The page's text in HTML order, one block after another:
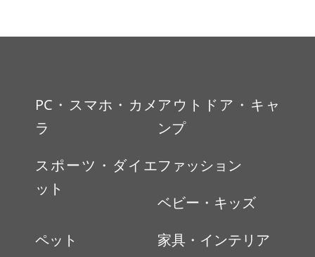
PC・スマホ・カメ
ラ
アウトドア・キャ
ンプ
スポーツ・ダイエ
ット
ファッション
ベビー・キッズ
ペット
家具・インテリア